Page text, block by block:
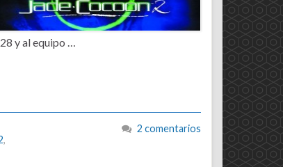
y al equipo …
,
2 comentarios